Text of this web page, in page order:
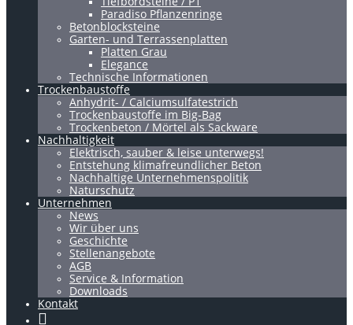
Paradiso Pflanzenringe
Betonblocksteine
Garten- und Terrassenplatten
Platten Grau
Elegance
Technische Informationen
Trockenbaustoffe
Anhydrit- / Calciumsulfatestrich
Trockenbaustoffe im Big-Bag
Trockenbeton / Mörtel als Sackware
Nachhaltigkeit
Elektrisch, sauber & leise unterwegs!
Entstehung klimafreundlicher Beton
Nachhaltige Unternehmenspolitik
Naturschutz
Unternehmen
News
Wir über uns
Geschichte
Stellenangebote
AGB
Service & Information
Downloads
Kontakt